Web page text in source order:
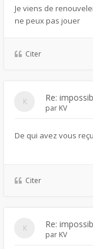
Je viens de
ne peux pas jouer
Citer
Re:
par KV
De qui avez vous
Citer
Re:
par KV